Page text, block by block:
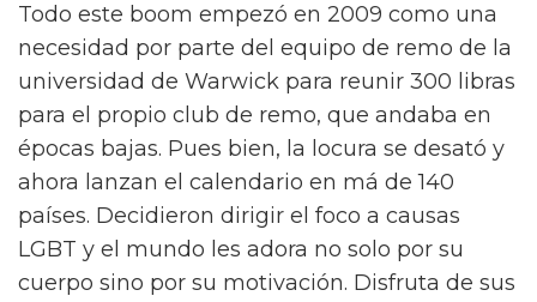
Todo este boom empezó en 2009 como una
necesidad por parte del equipo de remo de la
universidad de Warwick para reunir 300 libras
para el propio club de remo, que andaba en
épocas bajas. Pues bien, la locura se desató y
ahora lanzan el calendario en má de 140
países. Decidieron dirigir el foco a causas
LGBT y el mundo les adora no solo por su
cuerpo sino por su motivación. Disfruta de sus